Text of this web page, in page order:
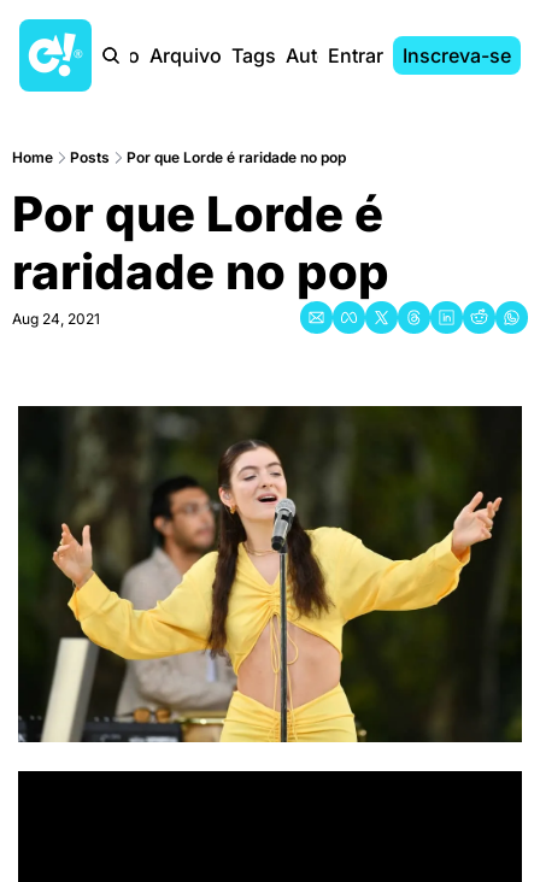
Início Arquivo Tags AutoresEntrar Inscreva-se
Home Posts Por que Lorde é raridade no pop
Por que Lorde é
raridade no pop
Aug 24, 2021